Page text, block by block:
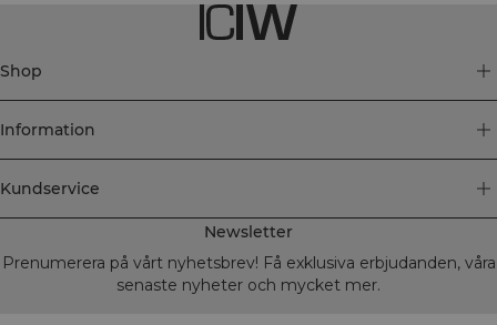
Shop
Information
Kundservice
Newsletter
Prenumerera på vårt nyhetsbrev! Få exklusiva erbjudanden, våra
senaste nyheter och mycket mer.